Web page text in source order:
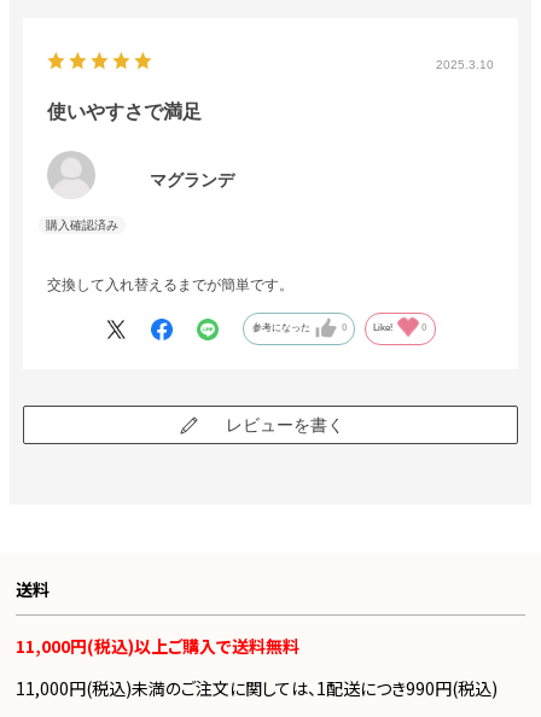
2025.3.10
使いやすさで満足
マグランデ
交換して入れ替えるまでが簡単です。
参考になった 0 Like! 0
レビューを書く
送料
11,000円(税込)以上ご購入で送料無料
11,000円(税込)未満のご注文に関しては、1配送につき990円(税込)